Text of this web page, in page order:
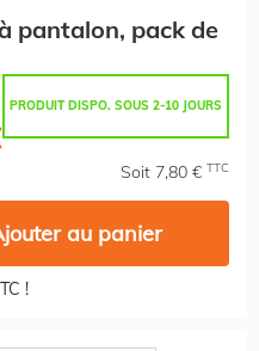
pantalon, pack de
PRODUIT DISPO. SOUS 2-10 JOURS
Soit 7,80 € TTC
au panier
!